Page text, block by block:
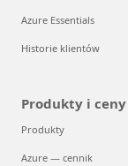
Azure Essentials
Historie klientów
Produkty i ceny
Produkty
Azure — cennik